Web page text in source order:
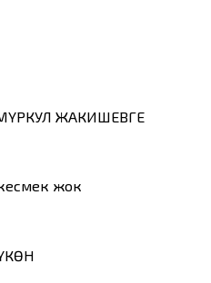
ЖАКИШЕВГЕ
жок